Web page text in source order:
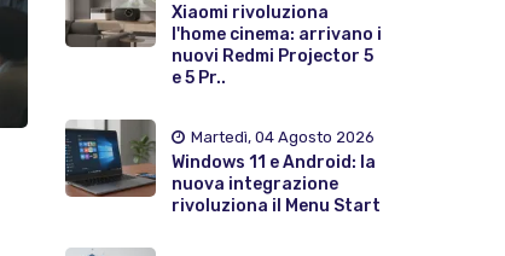
Xiaomi rivoluziona
l'home cinema: arrivano i
nuovi Redmi Projector 5
e 5 Pr..
Martedì, 04 Agosto 2026
Windows 11 e Android: la
nuova integrazione
rivoluziona il Menu Start